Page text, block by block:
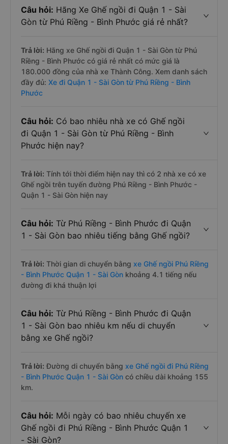
Câu hỏi: Hãng Xe Ghế ngồi đi Quận 1 - Sài
Gòn từ Phú Riềng - Bình Phước giá rẻ nhất?
Trả lời: Hãng xe Ghế ngồi đi Quận 1 - Sài Gòn từ Phú
Riềng - Bình Phước có giá rẻ nhất có mức giá là
180.000 đồng của nhà xe Thành Công. Xem danh sách
đầy đủ: Xe đi Quận 1 - Sài Gòn từ Phú Riềng - Bình
Phước
Câu hỏi: Có bao nhiêu nhà xe có Ghế ngồi
đi Quận 1 - Sài Gòn từ Phú Riềng - Bình
Phước hiện nay?
Trả lời: Tính tới thời điểm hiện nay thì có 2 nhà xe có xe
Ghế ngồi trên tuyến đường Phú Riềng - Bình Phước -
Quận 1 - Sài Gòn hiện nay
Câu hỏi: Từ Phú Riềng - Bình Phước đi Quận
1 - Sài Gòn bao nhiêu tiếng bằng Ghế ngồi?
Trả lời: Thời gian di chuyển bằng xe Ghế ngồi Phú Riềng
- Bình Phước Quận 1 - Sài Gòn khoảng 4.1 tiếng nếu
đường đi khá thuận lợi
Câu hỏi: Từ Phú Riềng - Bình Phước đi Quận
1 - Sài Gòn bao nhiêu km nếu di chuyển
bằng xe Ghế ngồi?
Trả lời: Đường di chuyển bằng xe Ghế ngồi đi Phú Riềng
- Bình Phước Quận 1 - Sài Gòn có chiều dài khoảng 155
km.
Câu hỏi: Mỗi ngày có bao nhiêu chuyến xe
Ghế ngồi đi Phú Riềng - Bình Phước Quận 1
- Sài Gòn?